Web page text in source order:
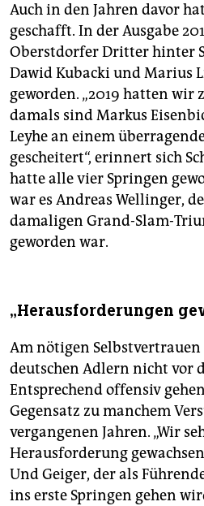
Auch in den Jahren davor
geschafft. In der Ausgabe
Oberstdorfer Dritter hinter
Dawid Kubacki und Marius
geworden. „2019 hatten wir
damals sind Markus
Leyhe an einem
gescheitert“, erinnert sich
hatte alle vier Springen
war es Andreas Wellinger,
damaligen Grand-Slam-
geworden war.
„Herausforderungen
Am nötigen Selbstvertrauen
deutschen Adlern nicht vor
Entsprechend offensiv
Gegensatz zu manchem
vergangenen Jahren. „Wir
Herausforderung
Und Geiger, der als
ins erste Springen gehen